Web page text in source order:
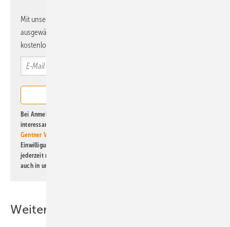
Mit unserem Newsletter erhalten Sie regelmäßig von uns
ausgewählte Informationen und Neuigkeiten, gebündelt und
kostenlos direkt ins Postfach.
Bei Anmeldung zu diesem Newsletter bin ich damit einverstanden, über
interessante Verlags- und Online-Angebote
Gentner Verlag GmbH & Co. KG
Einwilligung kann ich jederzeit widerrufen und eine Abmeldung ist
jederzeit möglich. Informationen zum Umgang mit Daten finden Sie
auch in unserer
Weitere Inhalte